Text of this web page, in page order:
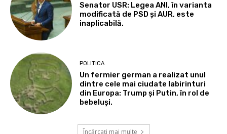
Senator USR: Legea ANI, în varianta
modificată de PSD și AUR, este
inaplicabilă.
POLITICA
Un fermier german a realizat unul
dintre cele mai ciudate labirinturi
din Europa: Trump și Putin, în rol de
bebeluși.
Încărcați mai multe